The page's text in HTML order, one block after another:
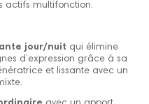
actifs multifonction.
jour/nuit qui élimine
d’expression grâce à sa
et lissante avec un